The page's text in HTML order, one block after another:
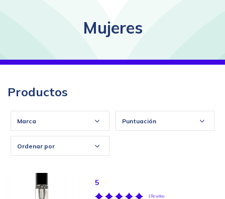
Mujeres
Productos
Marca Puntuación
Ordenar por
5
1 Reseñas